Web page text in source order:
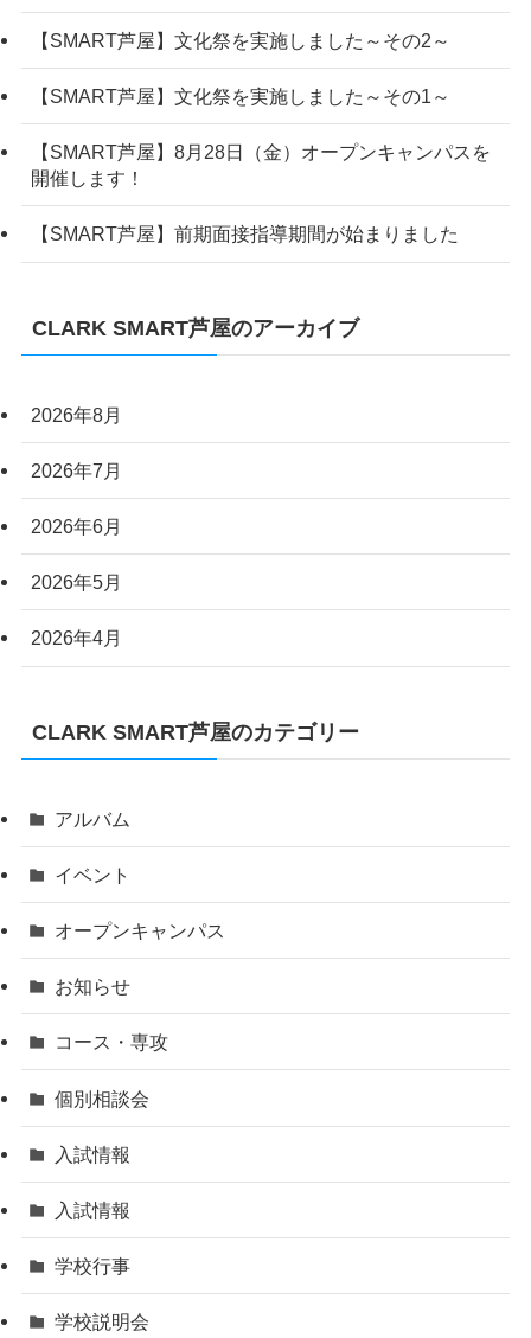
【SMART芦屋】文化祭を実施しました～その2～
【SMART芦屋】文化祭を実施しました～その1～
【SMART芦屋】8月28日（金）オープンキャンパスを
開催します！
【SMART芦屋】前期面接指導期間が始まりました
CLARK SMART芦屋のアーカイブ
2026年8月
2026年7月
2026年6月
2026年5月
2026年4月
CLARK SMART芦屋のカテゴリー
アルバム
イベント
オープンキャンパス
お知らせ
コース・専攻
個別相談会
入試情報
入試情報
学校行事
学校説明会